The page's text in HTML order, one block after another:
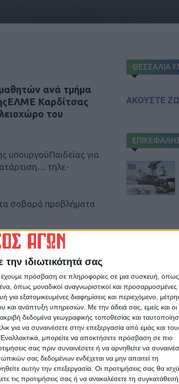
ιδιωτικότητά σας
έχουμε πρόσβαση σε πληροφορίες σε μια συσκευή,
όπως μοναδικοί αναγνωριστικοί και προσαρμοσμένες
εξατομικευμένες διαφημίσεις και περιεχόμενο,
και ανάπτυξη υπηρεσιών. Με την άδειά σας, εμείς και οι
δεδομένα γεωγραφικής τοποθεσίας και
για να συναινέσετε στην επεξεργασία από εμάς και
μπορείτε να αποκτήσετε πρόσβαση σε πιο
σας πριν συναινέσετε ή να αρνηθείτε να
σας δεδομένων ενδέχεται να μην απαιτεί τη
αυτήν την επεξεργασία. Οι προτιμήσεις σας θα
τις προτιμήσεις σας ή να ανακαλέσετε τη
ανά τμήμα
Καρδίτσας
του
υπουργούΠαιδείας για
τηλε-
σοβαρά προβλήματα
και τα
Νομού, με τη
αίτημα της
να επιτευχθεί η
Google News!
ΘΕΣΣΑΛΙΑ
ΑΚΟΥΣΤΕ